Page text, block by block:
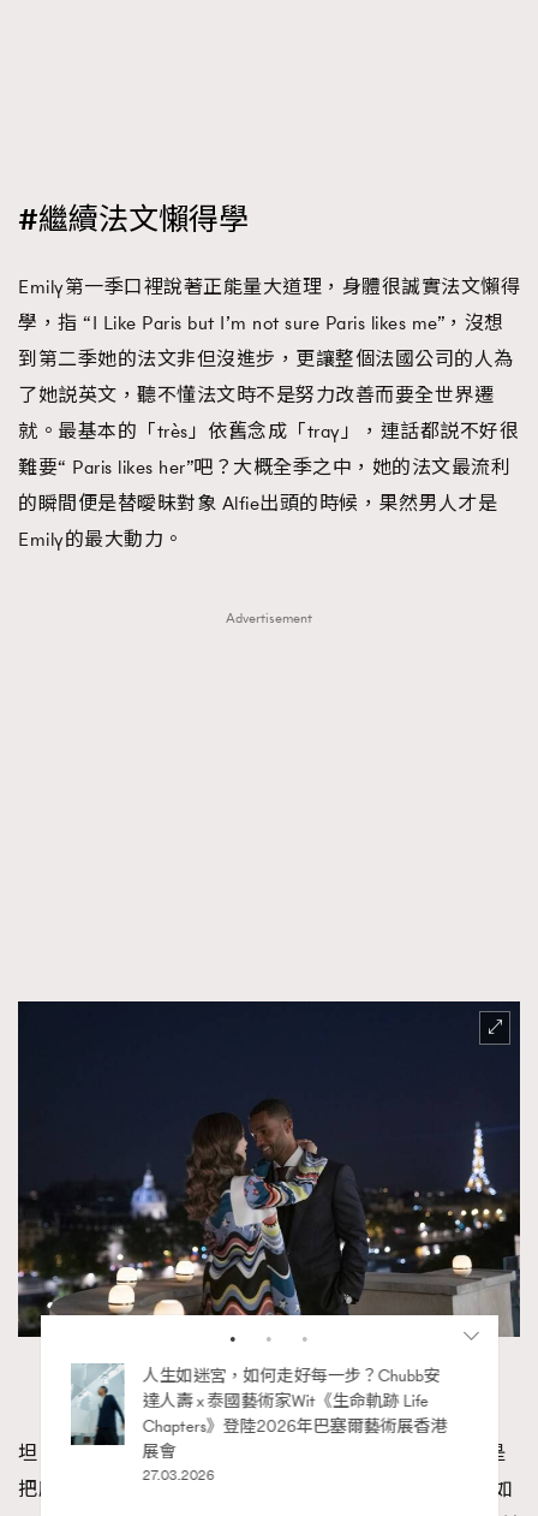
#繼續法文懶得學
Emily第一季口裡說著正能量大道理，身體很誠實法文懶得
學，指 “I Like Paris but I’m not sure Paris likes me”，沒想
到第二季她的法文非但沒進步，更讓整個法國公司的人為
了她説英文，聽不懂法文時不是努力改善而要全世界遷
就。最基本的「très」依舊念成「tray」，連話都説不好很
難要“ Paris likes her”吧？大概全季之中，她的法文最流利
的瞬間便是替曖昧對象 Alfie出頭的時候，果然男人才是
Emily的最大動力。
Advertisement
（圖片來源：Netflix 《Emily in Paris》劇照）
坦白説，Emily 這般極度不討喜的人設並不是虛構，只是
把所有機心女的通病集合，不過浪漫喜劇歸浪漫喜劇，如